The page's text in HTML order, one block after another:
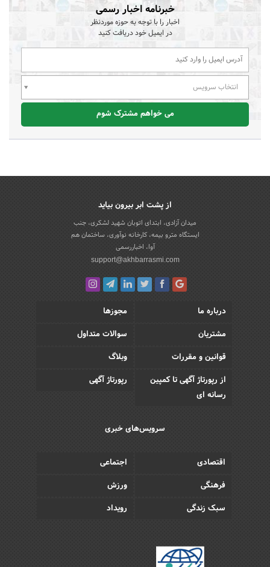
خبرنامه اخبار رسمی
اخبار را با توجه به حوزه موردنظر
در ایمیل خود دریافت کنید
انتخاب سرویس
می خواهم مشترک شوم
از پشت ابر بیرون بیاید
میدان آزادی، ابتدای اتوبان شهید لشکری، جنب
ایستگاه مترو بیمه، کارخانه نوآوری، ساختمان هم
آوا، اخباررسمی
support@akhbarrasmi.com
درباره ما
مجوزها
مشتریان
سوالات متداول
قوانین و مقررات
وبلاگ
از رپورتاژ آگهی تا کمپین
رسانه ای
رپورتاژ آگهی
سرویس‌های خبری
اقتصادی
اجتماعی
فرهنگی
ورزش
سبک زندگی
رویداد